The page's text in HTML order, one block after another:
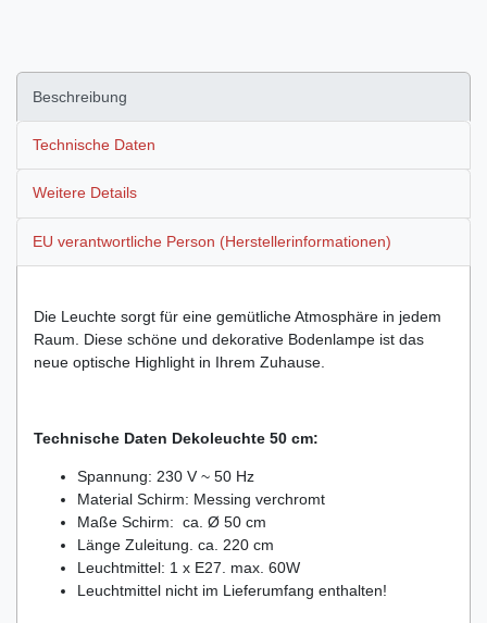
Beschreibung
Technische Daten
Weitere Details
EU verantwortliche Person (Herstellerinformationen)
Die Leuchte sorgt für eine gemütliche Atmosphäre in jedem
Raum. Diese schöne und dekorative Bodenlampe ist das
neue optische Highlight in Ihrem Zuhause.
Technische Daten Dekoleuchte 50 cm:
Spannung: 230 V ~ 50 Hz
Material Schirm: Messing verchromt
Maße Schirm: ca. Ø 50 cm
Länge Zuleitung. ca. 220 cm
Leuchtmittel: 1 x E27. max. 60W
Leuchtmittel nicht im Lieferumfang enthalten!